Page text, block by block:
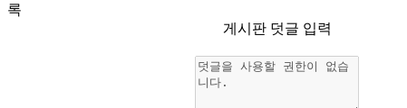
록
게시판 덧글 입력